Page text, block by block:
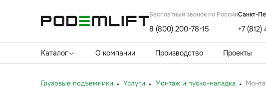
Бесплатный звонок по России
8 (800) 200-78-15
Санкт-
+7
Каталог О компании Производство Проекты
Грузовые подъемники Услуги Монтаж и пуско-наладка